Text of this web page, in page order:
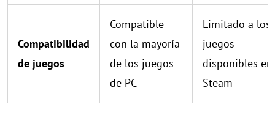
Compatibilidad
de juegos
Compatible
con la mayoría
de los juegos
de PC
Limitado a los
juegos
disponibles en
Steam